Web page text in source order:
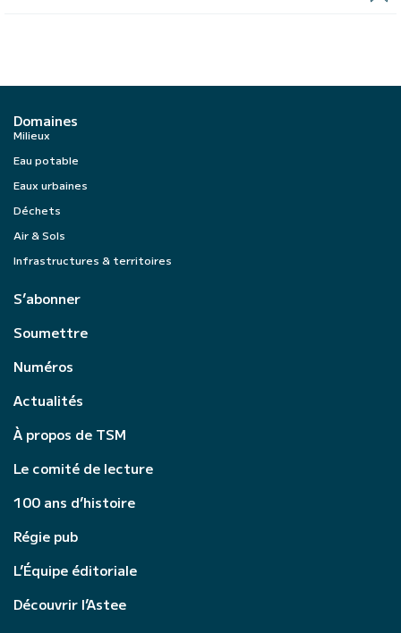
Domaines
Milieux
Eau potable
Eaux urbaines
Déchets
Air & Sols
Infrastructures & territoires
S’abonner
Soumettre
Numéros
Actualités
À propos de TSM
Le comité de lecture
100 ans d’histoire
Régie pub
L’Équipe éditoriale
Découvrir l’Astee